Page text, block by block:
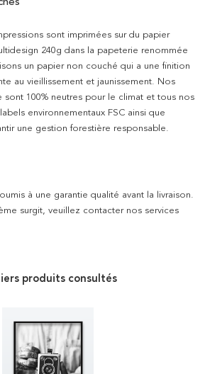
sont imprimées sur du papier
240g dans la papeterie renommée
un papier non couché qui a une finition
au vieillissement et jaunissement. Nos
sont 100% neutres pour le climat et tous nos
environnementaux FSC ainsi que
une gestion forestière responsable.
à une garantie qualité avant la livraison.
surgit, veuillez contacter nos services
produits consultés